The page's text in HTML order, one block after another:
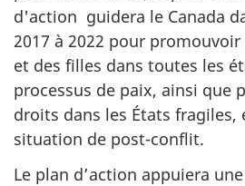
d'action guidera le Canada
2017 à 2022 pour
et des filles dans toutes les
processus de paix, ainsi que
droits dans les États fragiles,
situation de post-conflit.
Le plan d’action appuiera